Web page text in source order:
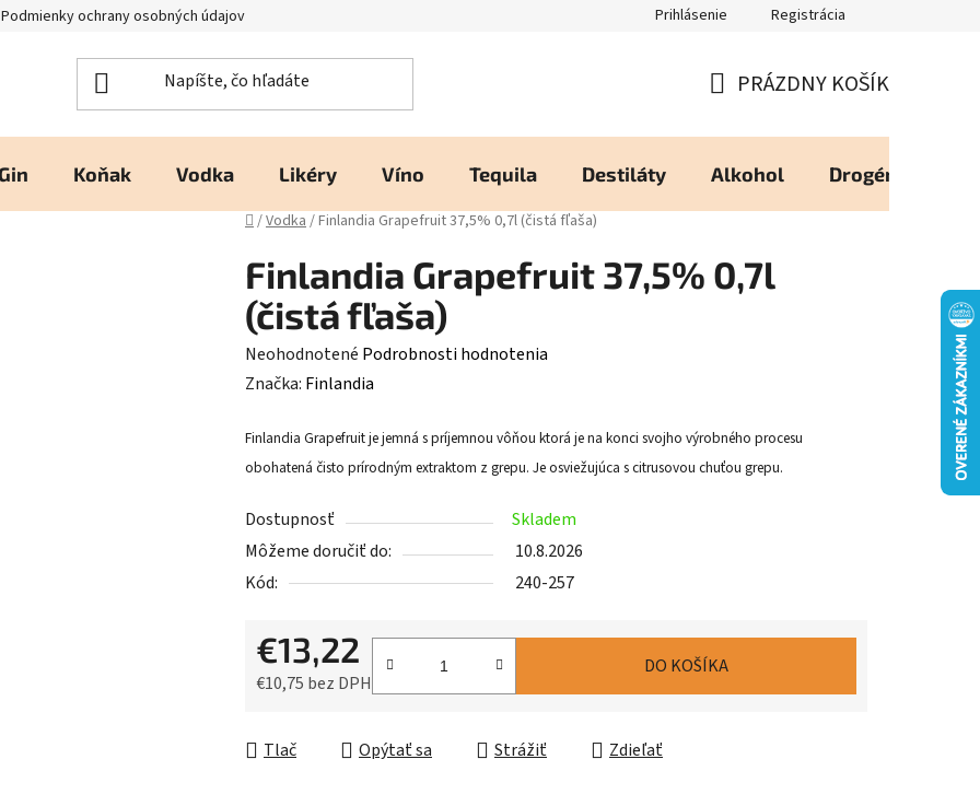
Podmienky ochrany osobných údajov Heureka - Overené Zákazníkmi Zásady používania Cookies
Prihlásenie Registrácia
KOŠÍK
PRÁZDNY KOŠÍK
Koňak Vodka Likéry Víno Tequila Destiláty Alkohol Drogéria
Domov
/Vodka/Finlandia Grapefruit 37,5% 0,7l (čistá fľaša)
Finlandia Grapefruit 37,5% 0,7l
(čistá fľaša)
Priemerné
hodnotenie
je
0,0
5
hviezdičiek.
Neohodnotené Podrobnosti hodnotenia
Značka: Finlandia
Finlandia Grapefruit je jemná s príjemnou vôňou ktorá je na konci svojho výrobného procesu
obohatená čisto prírodným extraktom z grepu. Je osviežujúca s citrusovou chuťou grepu.
Dostupnosť
Skladem
Môžeme doručiť do:
10.8.2026
Kód:
240-257
€13,22
€10,75 bez DPH
DO KOŠÍKA
Tlač Opýtať sa Strážiť Zdieľať